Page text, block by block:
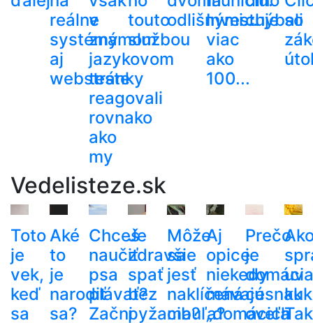
reálne
systémy
aj
webstránky
v
známom
jazykovom
teste
reagovali
rovnako
ako
my
touto
službou
odlišnými...
Investuje
viac
ako
100...
chýbali
so
Vedelisteze.sk
Toto
je
vek,
keď
sa
Aké
to
je
narodiť
sa?
Chceš
naučiť
psa
plávať?
Začni
Je
zdravšie
spať
bez
pyžama?
Môže
sa
jesť
naklíčená
cibuľa?
Aj
opice
niekedy
mávajú
„domácich
Prečo
je
domáci
cesnak
oveľa